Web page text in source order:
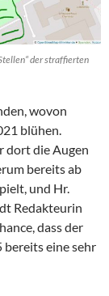
der straffierten
wovon
blühen.
dort die Augen
bereits ab
und Hr.
Redakteurin
dass der
eine sehr